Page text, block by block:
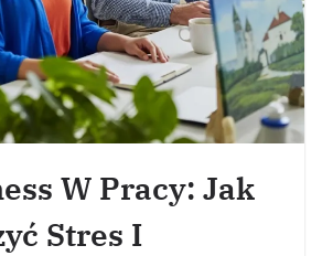
W Pracy: Jak
Stres I